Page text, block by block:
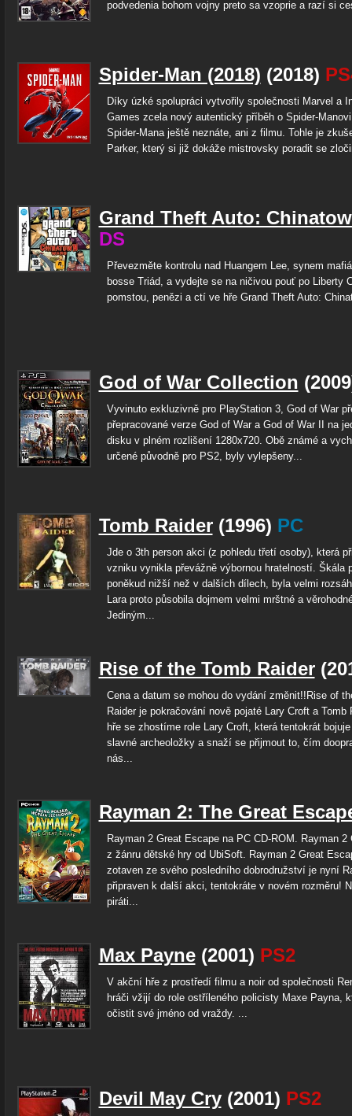
podvedenia bohom vojny preto sa vzoprie a razí si
Spider-Man (2018) (2018)
Díky úzké spolupráci vytvořily společnosti Marvel a
Games zcela nový autentický příběh o Spider-
Spider-Mana ještě neznáte, ani z filmu. Tohle je
Parker, který si již dokáže mistrovsky poradit se
Grand Theft Auto:
DS
Převezměte kontrolu nad Huangem Lee, synem
bosse Triád, a vydejte se na ničivou pouť po Liberty
pomstou, penězi a ctí ve hře Grand Theft Auto:
God of War Collection
Vyvinuto exkluzivně pro PlayStation 3, God of War
přepracované verze God of War a God of War II na
disku v plném rozlišení 1280x720. Obě známé a
určené původně pro PS2, byly vylepšeny...
Tomb Raider(1996) PC
Jde o 3th person akci (z pohledu třetí osoby), která
vzniku vynikla převážně výbornou hratelností. Škála
poněkud nižší než v dalších dílech, byla velmi
Lara proto působila dojmem velmi mrštné a
Jediným...
Rise of the Tomb Raider
Cena a datum se mohou do vydání změnit!!Rise of
Raider je pokračování nově pojaté Lary Croft a Tomb
hře se zhostíme role Lary Croft, která tentokrát
slavné archeoložky a snaží se přijmout to, čím
nás...
Rayman 2: The Great
Rayman 2 Great Escape na PC CD-ROM. Rayman 2
z žánru dětské hry od UbiSoft. Rayman 2 Great
zotaven ze svého posledního dobrodružství je nyní
připraven k další akci, tentokráte v novém rozměru!
piráti...
Max Payne(2001) PS2
V akční hře z prostředí filmu a noir od společnosti
hráči vžijí do role ostříleného policisty Maxe Payna,
očistit své jméno od vraždy. ...
Devil May Cry(2001) PS2